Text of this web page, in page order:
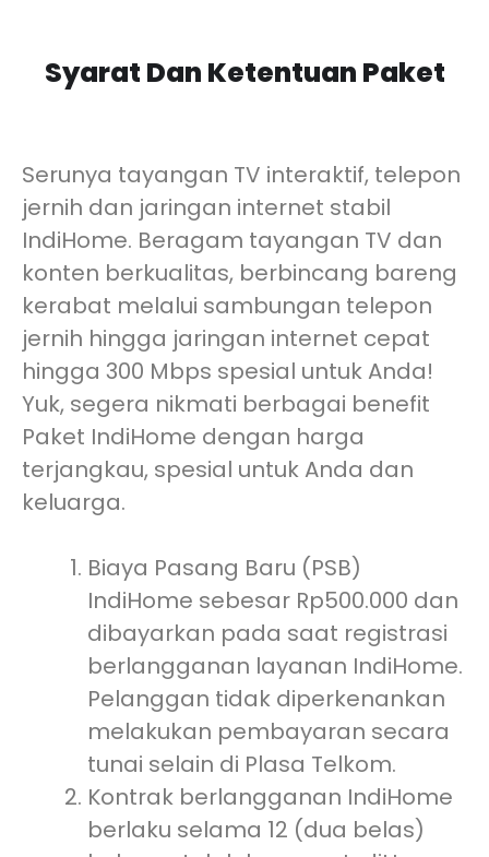
Syarat Dan Ketentuan Paket
Serunya tayangan TV interaktif, telepon
jernih dan jaringan internet stabil
IndiHome. Beragam tayangan TV dan
konten berkualitas, berbincang bareng
kerabat melalui sambungan telepon
jernih hingga jaringan internet cepat
hingga 300 Mbps spesial untuk Anda!
Yuk, segera nikmati berbagai benefit
Paket IndiHome dengan harga
terjangkau, spesial untuk Anda dan
keluarga.
Biaya Pasang Baru (PSB)
IndiHome sebesar Rp500.000 dan
dibayarkan pada saat registrasi
berlangganan layanan IndiHome.
Pelanggan tidak diperkenankan
melakukan pembayaran secara
tunai selain di Plasa Telkom.
Kontrak berlangganan IndiHome
berlaku selama 12 (dua belas)